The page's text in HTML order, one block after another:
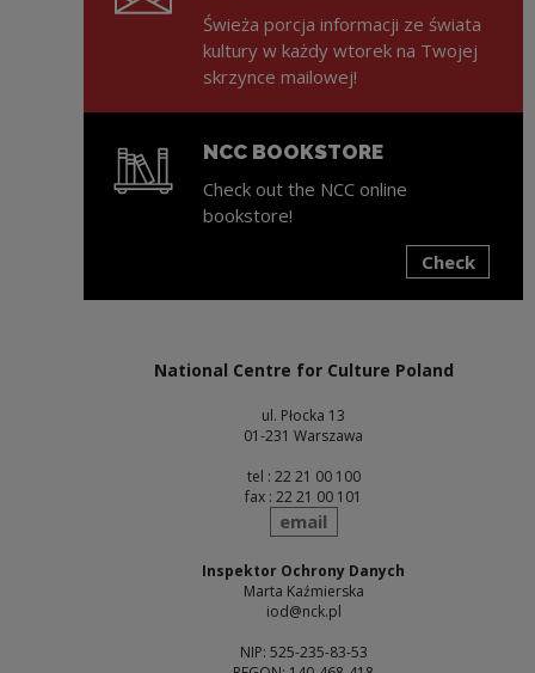
Świeża porcja informacji ze świata
kultury w każdy wtorek na Twojej
skrzynce mailowej!
NCC BOOKSTORE
Check out the NCC online
bookstore!
Check
National Centre for Culture Poland
ul. Płocka 13
01-231 Warszawa
tel : 22 21 00 100
fax : 22 21 00 101
send
email
Inspektor Ochrony Danych
Marta Kaźmierska
iod@nck.pl
NIP: 525-235-83-53